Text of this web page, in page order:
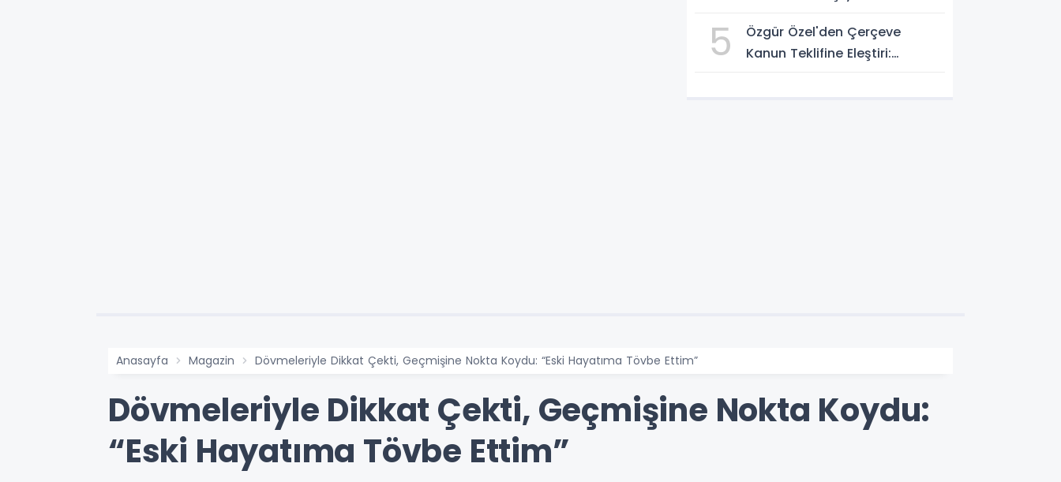
5
Özgür Özel'den Çerçeve
Kanun Teklifine Eleştiri:
Anasayfa Magazin Dövmeleriyle Dikkat Çekti, Geçmişine Nokta Koydu: “Eski Hayatıma Tövbe Ettim”
Dövmeleriyle Dikkat Çekti, Geçmişine Nokta Koydu:
“Eski Hayatıma Tövbe Ettim”